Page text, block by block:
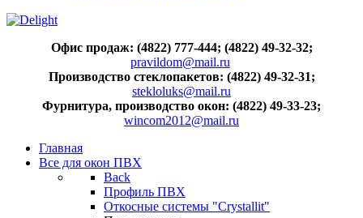
Офис продаж: (4822) 777-444; (4822) 49-32-32;
pravildom@mail.ru
Производство стеклопакетов: (4822) 49-32-31;
stekloluks@mail.ru
Фурнитура, производство окон: (4822) 49-33-23;
wincom2012@mail.ru
Главная
Все для окон ПВХ
Back
Профиль ПВХ
Откосные системы "Crystallit"